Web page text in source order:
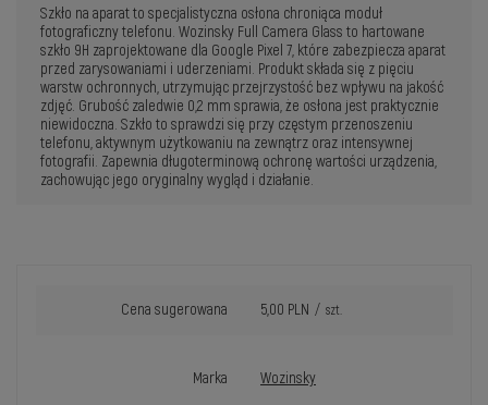
Szkło na aparat to specjalistyczna osłona chroniąca moduł
fotograficzny telefonu. Wozinsky Full Camera Glass to hartowane
szkło 9H zaprojektowane dla Google Pixel 7, które zabezpiecza aparat
przed zarysowaniami i uderzeniami. Produkt składa się z pięciu
warstw ochronnych, utrzymując przejrzystość bez wpływu na jakość
zdjęć. Grubość zaledwie 0,2 mm sprawia, że osłona jest praktycznie
niewidoczna. Szkło to sprawdzi się przy częstym przenoszeniu
telefonu, aktywnym użytkowaniu na zewnątrz oraz intensywnej
fotografii. Zapewnia długoterminową ochronę wartości urządzenia,
zachowując jego oryginalny wygląd i działanie.
Cena sugerowana 5,00 PLN / szt.
Marka Wozinsky